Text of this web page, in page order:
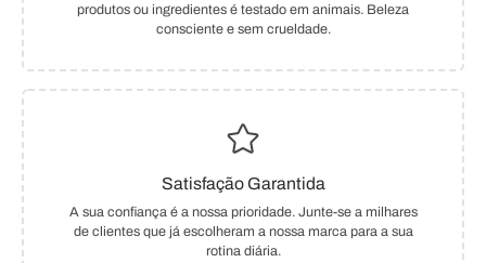
produtos ou ingredientes é testado em animais. Beleza
consciente e sem crueldade.
Satisfação Garantida
A sua confiança é a nossa prioridade. Junte-se a milhares
de clientes que já escolheram a nossa marca para a sua
rotina diária.